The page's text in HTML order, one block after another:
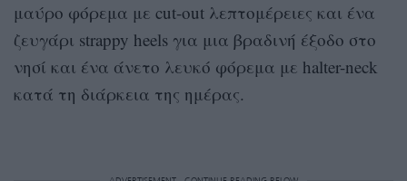
μαύρο φόρεμα με cut-out λεπτομέρειες και ένα
ζευγάρι strappy heels για μια βραδινή έξοδο στο
νησί και ένα άνετο λευκό φόρεμα με halter-neck
κατά τη διάρκεια της ημέρας.